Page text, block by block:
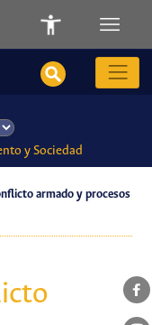
y Sociedad
armado y procesos